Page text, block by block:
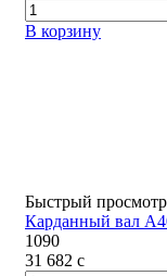
В корзину
Быстрый просмотр
Карданный вал
1090
31 682 c